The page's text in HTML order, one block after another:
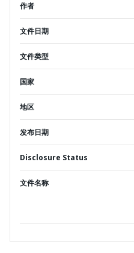
作者
文件日期
文件类型
国家
地区
发布日期
Disclosure Status
文件名称